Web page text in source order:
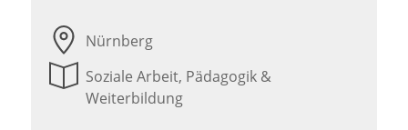
Nürnberg
Soziale Arbeit, Pädagogik &
Weiterbildung